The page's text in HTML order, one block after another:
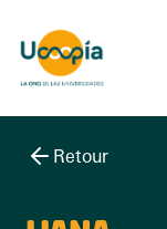
Retour